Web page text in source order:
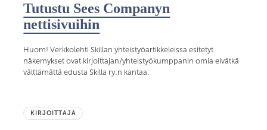
Tutustu Sees Companyn
nettisivuihin
Huom! Verkkolehti Skillan yhteistyöartikkeleissa esitetyt
näkemykset ovat kirjoittajan/yhteistyökumppanin omia eivätkä
välttämättä edusta Skilla ry:n kantaa.
KIRJOITTAJA